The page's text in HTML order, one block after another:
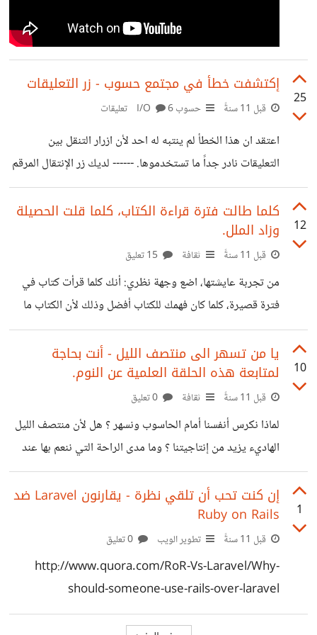
25
إكتشفت خطأ في مجتمع حسوب - زر التعليقات
قبل 11 سنةً حسوب I/O6 تعليقات
اعتقد ان هذا الخطأ لم ينتبه له احد لأن ازرار التنقل بين
التعليقات نادر جداً ما تستخدموها. ------ لديك زر الإنتقال المرقم
لتعليقات. كما تعلمون ان بمجرد النزول للتعليقات تختفي ايقونة
الإشعارات والرسائل وغيرها من الـ Header. ثم إذا صعدت الى
بين التعليقات بإستخدام الزريين الموجودين أعلى اليسار
وستلاحظ مشكلتين: * سوف تختفي أيقونات الرسائل
والإشعارات وغيرها ولن تظهر مرة اخرى حتى تعمل تحديث
12
كلما طالت فترة قراءة الكتاب، كلما قلت الحصيلة
وزاد الملل.
قبل 11 سنةً ثقافة
من تجربة عايشتها، اضع وجهة نظري: أنك كلما قرأت كتاب في
فترة قصيرة، كلما كان فهمك للكتاب أفضل وذلك لأن الكتاب ما
هو إلا سلسلة من الصفحات المترابطة فيما بينها. لنفترض أنك
تقرأ كتاب مكون من 500 صفحة. كل يوم تنهي 10 صفحات. هذا
يعني أنك بحاجة الى 50 يوم لقراءة هذا الكتاب بالكامل !
*عندما تصل في اليوم الـ 40 ؟ ما مقدار تذكرك للمعلومات التي
قرأتها في اليوم رقم 5 واليوم رقم 10 ؟* ربما المعلومات التي
قرأتها
10
يا من تسهر الى منتصف الليل - أنت بحاجة
لمتابعة هذه الحلقة العلمية عن النوم.
قبل 11 سنةً ثقافة
لماذا نكرس أنفسنا أمام الحاسوب ونسهر ؟ هل لأن منتصف الليل
الهاديء يزيد من إنتاجيتنا ؟ وما مدى الراحة التي ننعم بها عند
نومنا في ساعات النهار ؟ وما مدى التأثير الصحي على أبداننا
نتيجةً لهذه الظاهرة ؟ *تابع هذه الحلقة العلمية المميزة من تقديم
الدكتور وليد فتيحي*
https://www.youtube.com/watch?
v=26_EGqCXmJo
1
إن كنت تحب أن تلقي نظرة - يقارنون Laravel ضد
Ruby on Rails
قبل 11 سنةً تطوير الويب
http://www.quora.com/RoR-Vs-Laravel/Why-
should-someone-use-rails-over-laravel